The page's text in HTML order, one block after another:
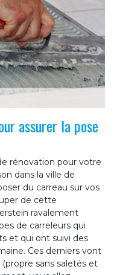
assurer la pose
rénovation pour votre
dans la ville de
du carreau sur vos
de cette
ravalement
de carreleurs qui
et qui ont suivi des
Ces derniers vont
sans saletés et